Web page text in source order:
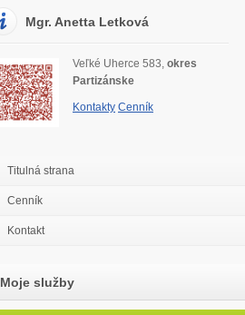
Mgr. Anetta Letková
Veľké Uherce 583, okres
Partizánske
Kontakty Cenník
Titulná strana
Cenník
Kontakt
Moje služby